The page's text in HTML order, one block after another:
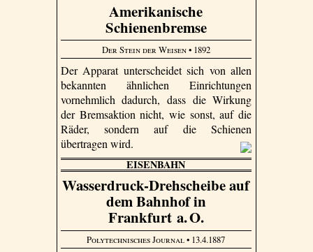
Amerikanische
Schienenbremse
Der Stein der Weisen• 1892
Der Apparat unterscheidet sich von allen
bekannten ähnlichen Einrichtungen
vornehmlich dadurch, dass die Wirkung
der Bremsaktion nicht, wie sonst, auf die
Räder, sondern auf die Schienen
übertragen wird.
EISENBAHN
Wasserdruck-Drehscheibe auf
dem Bahnhof in
Frankfurt a. O.
Polytechnisches Journal• 13.4.1887